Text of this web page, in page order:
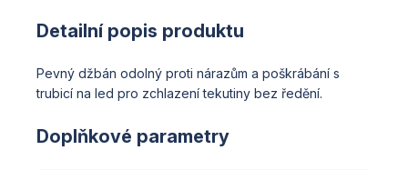
Detailní popis produktu
Pevný džbán odolný proti nárazům a poškrábání s
trubicí na led pro zchlazení tekutiny bez ředění.
Doplňkové parametry